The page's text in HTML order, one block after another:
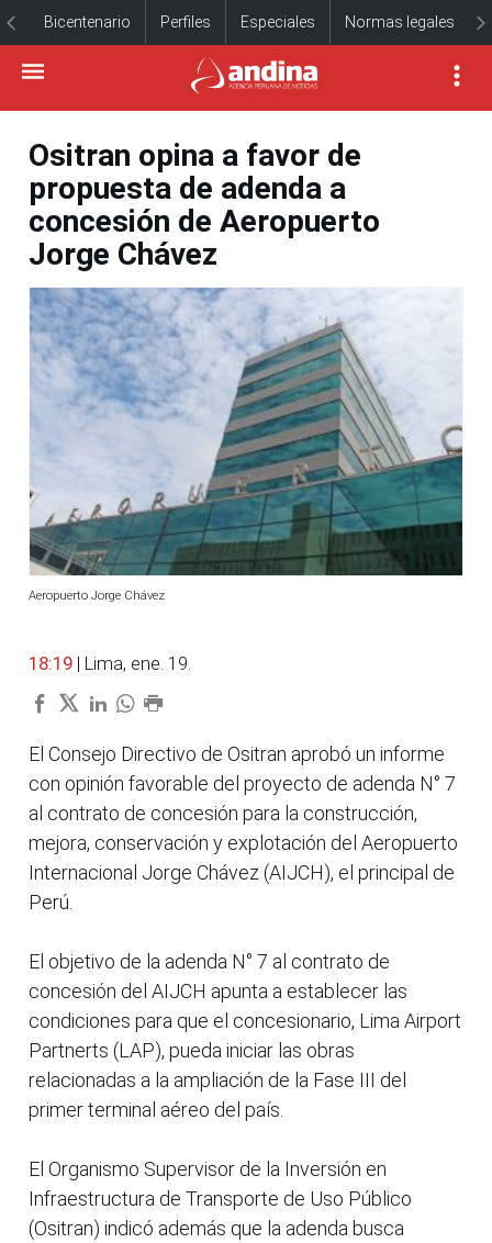
Bicentenario Perfiles Especiales Normas legales
Ositran opina a favor de
propuesta de adenda a
concesión de Aeropuerto
Jorge Chávez
Aeropuerto Jorge Chávez
18:19 | Lima, ene. 19.
El Consejo Directivo de Ositran aprobó un informe
con opinión favorable del proyecto de adenda N° 7
al contrato de concesión para la construcción,
mejora, conservación y explotación del Aeropuerto
Internacional Jorge Chávez (AIJCH), el principal de
Perú.
El objetivo de la adenda N° 7 al contrato de
concesión del AIJCH apunta a establecer las
condiciones para que el concesionario, Lima Airport
Partnerts (LAP), pueda iniciar las obras
relacionadas a la ampliación de la Fase III del
primer terminal aéreo del país.
El Organismo Supervisor de la Inversión en
Infraestructura de Transporte de Uso Público
(Ositran) indicó además que la adenda busca